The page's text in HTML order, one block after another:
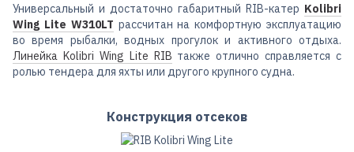
Универсальный и достаточно габаритный RIB-катер Kolibri
Wing Lite W310LT рассчитан на комфортную эксплуатацию
во время рыбалки, водных прогулок и активного отдыха.
Линейка Kolibri Wing Lite RIB также отлично справляется с
ролью тендера для яхты или другого крупного судна.
Конструкция отсеков